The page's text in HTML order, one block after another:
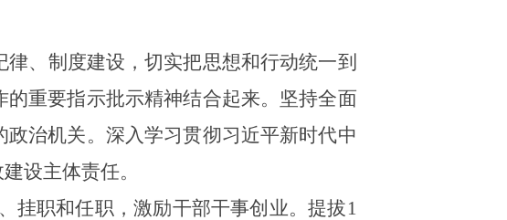
、制度建设，切实把思想和行动统一到
重要指示批示精神结合起来。 坚持全面
治机关。深入学习贯彻习近平新时代中
设主体责任。
挂职和任职，激励干部干事创业。提拔1